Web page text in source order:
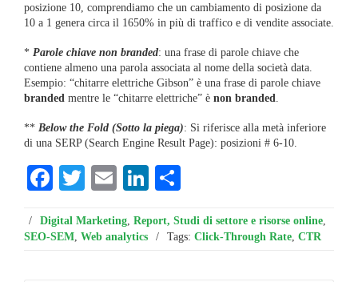
posizione 10, comprendiamo che un cambiamento di posizione da
10 a 1 genera circa il 1650% in più di traffico e di vendite associate.
* Parole chiave non branded: una frase di parole chiave che
contiene almeno una parola associata al nome della società data.
Esempio: “chitarre elettriche Gibson” è una frase di parole chiave
branded mentre le “chitarre elettriche” è non branded
** Below the Fold (Sotto la piega): Si riferisce alla metà inferiore
di una SERP (Search Engine Result Page): posizioni # 6-10.
Facebook
Twitter
EmailLinkedIn
/ Digital Marketing Report, Studi di settore e risorse online
SEO-SEM Web analytics / Tags: Click-Through Rate CTR